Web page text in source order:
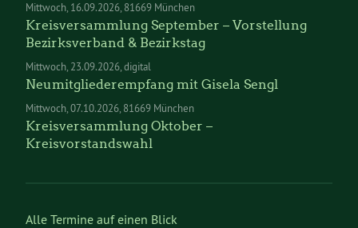
Mittwoch 16.09.2026 81669 München
Kreisversammlung September – Vorstellung
Bezirksverband & Bezirkstag
Mittwoch 23.09.2026 digital
Neumitgliederempfang mit Gisela Sengl
Mittwoch 07.10.2026 81669 München
Kreisversammlung Oktober –
Kreisvorstandswahl
Alle Termine auf einen Blick